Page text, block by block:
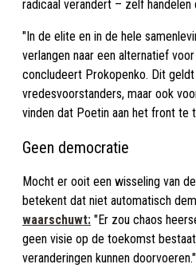
radicaal verandert – zelf handelen
"In de elite en in de hele
verlangen naar een alternatief
concludeert Prokopenko. Dit
vredesvoorstanders, maar ook
vinden dat Poetin aan het front te
Geen democratie
Mocht er ooit een wisseling van
betekent dat niet automatisch
waarschuwt: "Er zou chaos
geen visie op de toekomst
veranderingen kunnen